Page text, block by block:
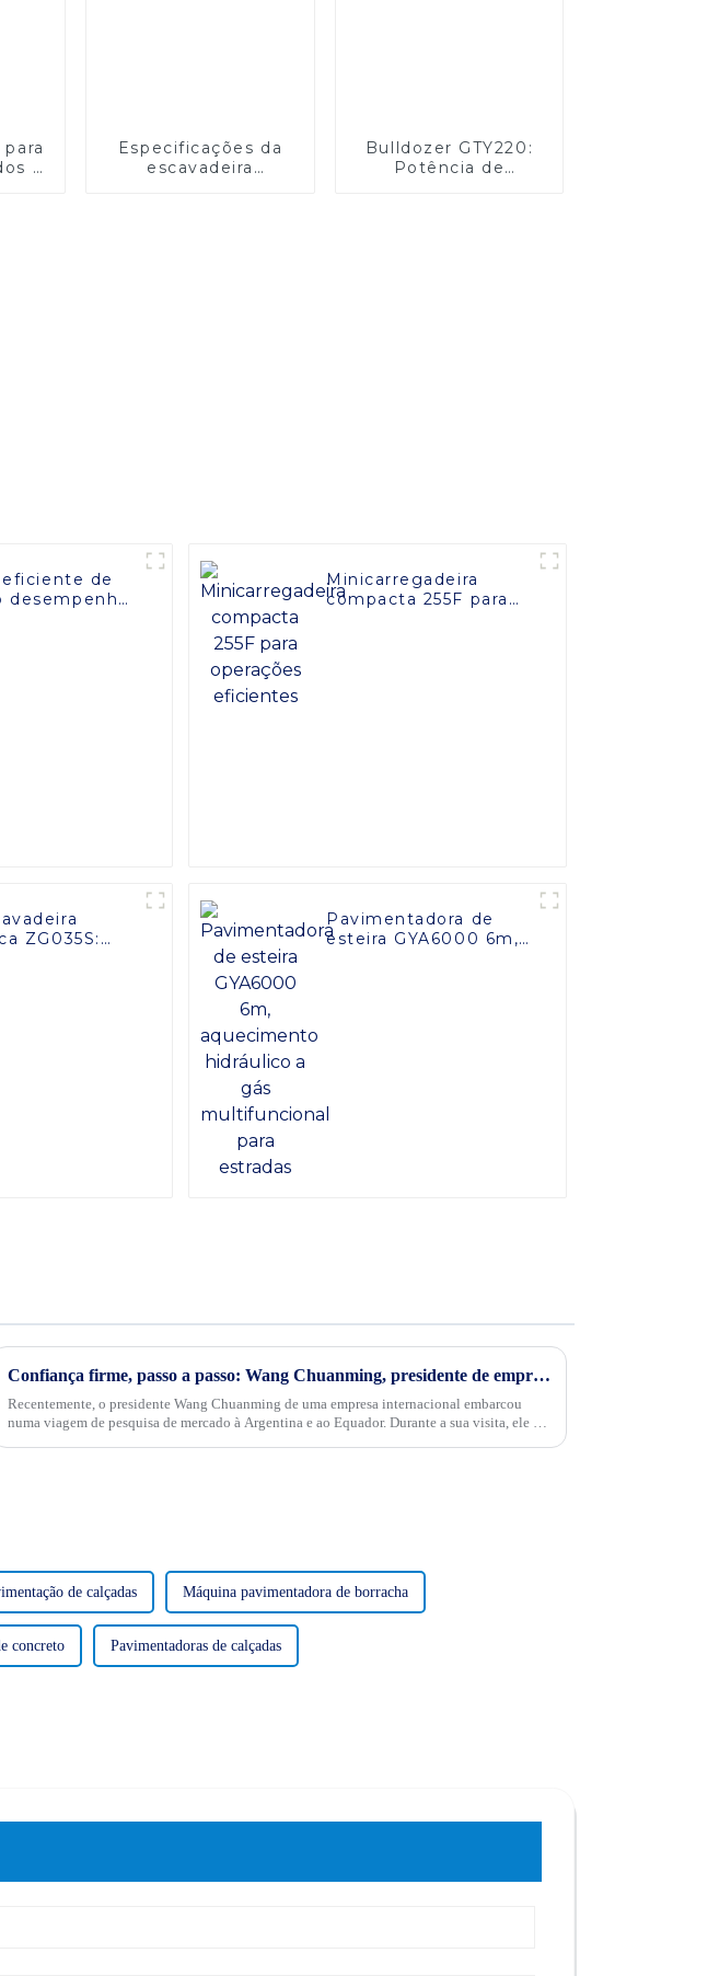
Especificações da
escavadeira
Bulldozer GTY220:
Potência de
de
desempenho
Minicarregadeira
compacta 255F para
ZG035S:
Pavimentadora de
esteira GYA6000 6m,
Confiança firme, passo a passo: Wang Chuanming, presidente de empresa internacional, realiza visitas de pesquisa à Argentina e ao Equador
Recentemente, o presidente Wang Chuanming de uma empresa internacional embarcou
numa viagem de pesquisa de mercado à Argentina e ao Equador. Durante a sua visita, ele se
de calçadas Máquina pavimentadora de borracha
concreto Pavimentadoras de calçadas